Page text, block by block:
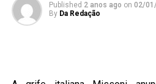
Published 2 anos ago on 02/
By Da Redação